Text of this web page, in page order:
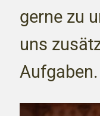
gerne zu
uns